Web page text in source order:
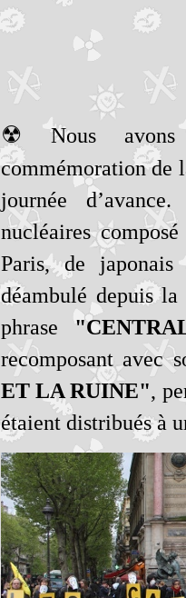
☢Nous
commémoration de
journée
nucléaires
Paris, de
déambulé depuis
phrase
recomposant avec
ET LA RUINE",
étaient distribués à